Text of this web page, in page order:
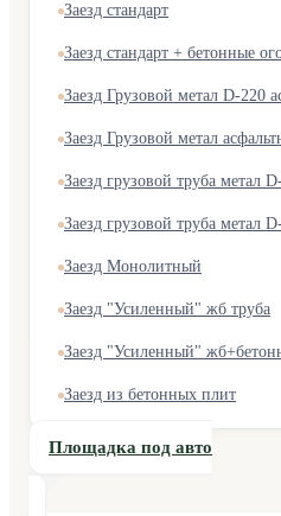
Заезд стандарт
Заезд стандарт + бетонные
Заезд Грузовой метал D-220
Заезд Грузовой метал
Заезд грузовой труба метал
Заезд грузовой труба метал
Заезд Монолитный
Заезд "Усиленный" жб труба
Заезд "Усиленный"
Заезд из бетонных плит
Площадка под авто